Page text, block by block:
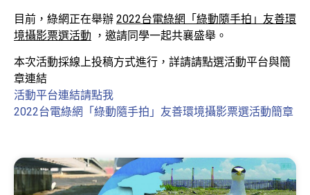
目前，綠網正在舉辦 2022台電綠網「綠動隨手拍」友善環
境攝影票選活動 ，邀請同學一起共襄盛舉。
本次活動採線上投稿方式進行，詳請請點選活動平台與簡
章連結
活動平台連結請點我
2022台電綠網「綠動隨手拍」友善環境攝影票選活動簡章